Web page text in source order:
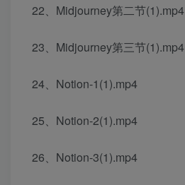
22、Midjourney第二节(1).mp4
23、Midjourney第三节(1).mp4
24、Notion-1(1).mp4
25、Notion-2(1).mp4
26、Notion-3(1).mp4